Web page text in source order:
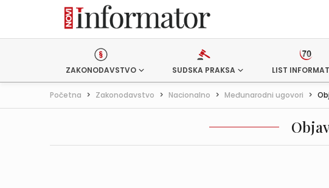
ZAKONODAVSTVO SUDSKA PRAKSA LIST
Početna > Zakonodavstvo > Nacionalno > Međunarodni ugovori >